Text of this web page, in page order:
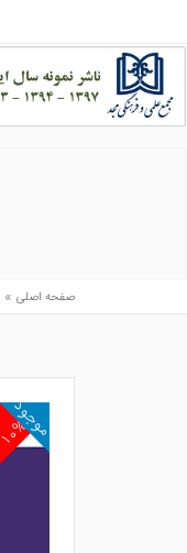
صفحه اصلی »
۱۰%
موجود